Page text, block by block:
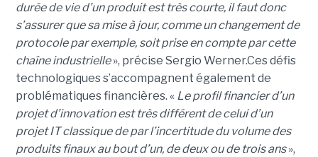
durée de vie d’un produit est très courte, il faut donc
s’assurer que sa mise à jour, comme un changement de
protocole par exemple, soit prise en compte par cette
chaîne industrielle», précise Sergio Werner.Ces défis
technologiques s’accompagnent également de
problématiques financières. « Le profil financier d’un
projet d’innovation est très différent de celui d’un
projet IT classique de par l’incertitude du volume des
produits finaux au bout d’un, de deux ou de trois ans»,